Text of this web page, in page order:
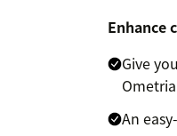
Enhance
Give
An